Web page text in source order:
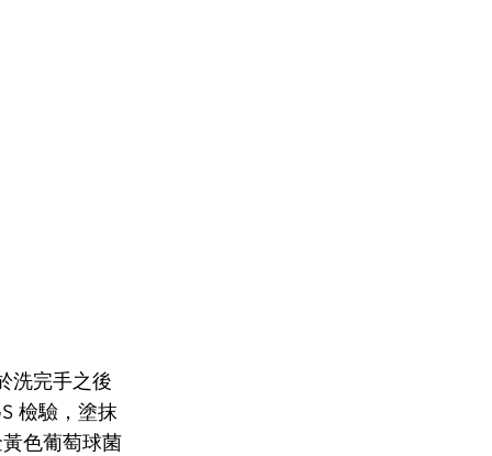
洗完手之後
檢驗，塗抹
色葡萄球菌